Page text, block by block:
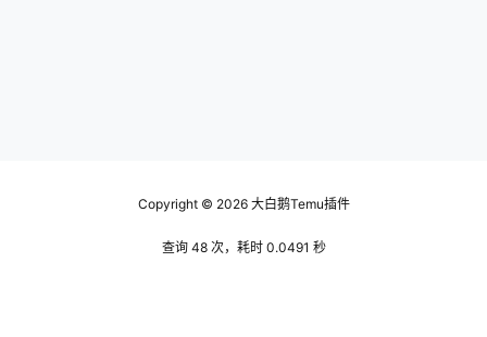
Copyright © 2026大白鹅Temu插件
查询 48 次，耗时 0.0491 秒